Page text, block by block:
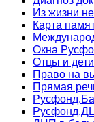
Из жизни
Карта
Окна
Отцы и дети
Право на
Прямая